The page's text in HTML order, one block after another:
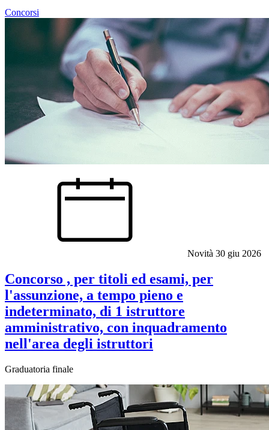
Concorsi
Novità 30 giu 2026
Concorso , per titoli ed esami, per
l'assunzione, a tempo pieno e
indeterminato, di 1 istruttore
amministrativo, con inquadramento
nell'area degli istruttori
Graduatoria finale